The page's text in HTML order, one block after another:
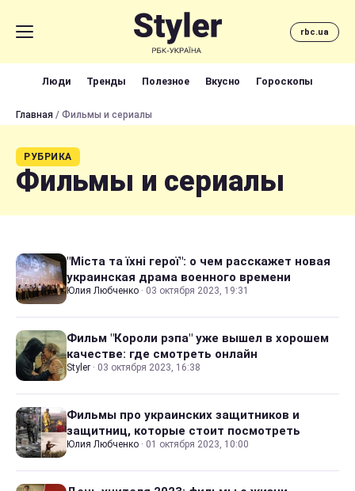
rbc.ua
Люди Тренды Полезное Вкусно Гороскопы
Главная / Фильмы и сериалы
РУБРИКА
Фильмы и сериалы
"Міста та їхні герої": о чем расскажет новая
украинская драма военного времени
Юлия Любченко · 03 октября 2023, 19:31
Фильм "Короли рэпа" уже вышел в хорошем
качестве: где смотреть онлайн
Styler · 03 октября 2023, 16:38
Фильмы про украинских защитников и
защитниц, которые стоит посмотреть
Юлия Любченко · 01 октября 2023, 10:00